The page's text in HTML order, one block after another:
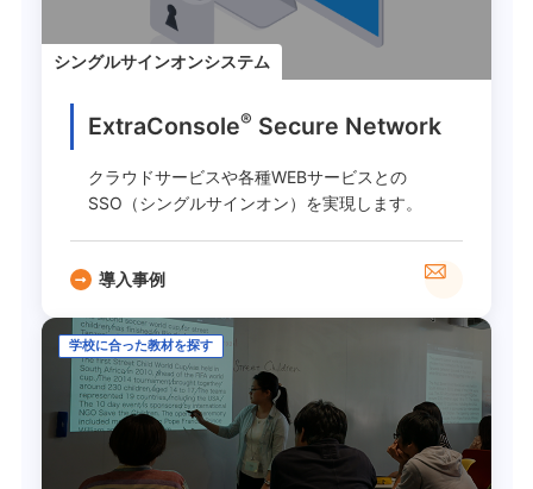
シングルサインオンシステム
ExtraConsole® Secure Network
クラウドサービスや各種WEBサービスとの
SSO（シングルサインオン）を実現します。
導入事例
学校に合った教材を探す